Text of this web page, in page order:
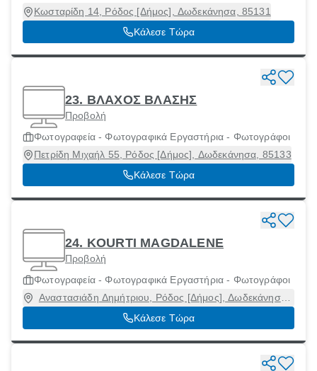
Κωσταρίδη 14, Ρόδος [Δήμος], Δωδεκάνησα, 85131
Κάλεσε Τώρα
23. ΒΛΑΧΟΣ ΒΛΑΣΗΣ
Προβολή
Φωτογραφεία - Φωτογραφικά Εργαστήρια - Φωτογράφοι
Πετρίδη Μιχαήλ 55, Ρόδος [Δήμος], Δωδεκάνησα, 85133
Κάλεσε Τώρα
24. KOURTI MAGDALENE
Προβολή
Φωτογραφεία - Φωτογραφικά Εργαστήρια - Φωτογράφοι
Αναστασιάδη Δημήτριου, Ρόδος [Δήμος], Δωδεκάνησα,
85133
Κάλεσε Τώρα